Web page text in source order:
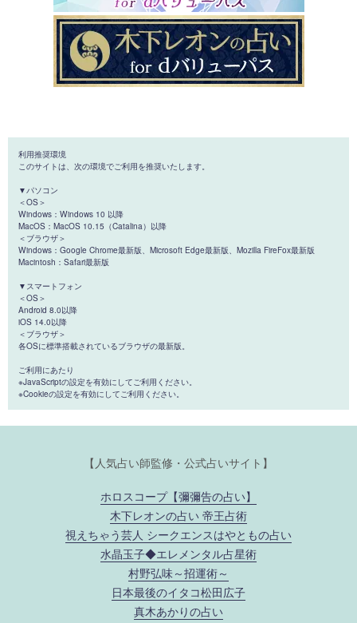
利用推奨環境
このサイトは、次の環境でご利用を推奨いたします。
▼パソコン
＜OS＞
Windows：Windows 10 以降
MacOS：MacOS 10.15（Catalina）以降
＜ブラウザ＞
Windows：Google Chrome最新版、Microsoft Edge最新版、Mozilla FireFox最新版
Macintosh：Safari最新版
▼スマートフォン
＜OS＞
Android 8.0以降
iOS 14.0以降
＜ブラウザ＞
各OSに標準搭載されているブラウザの最新版。
ご利用にあたり
※JavaScriptの設定を有効にしてご利用ください。
※Cookieの設定を有効にしてご利用ください。
【人気占い師監修・公式占いサイト】
ホロスコープ【彌彌告の占い】
木下レオンの占い 帝王占術
視えちゃう芸人 シークエンスはやともの占い
水晶玉子◆エレメンタル占星術
村野弘味～招運術～
日本最後のイタコ松田広子
真木あかりの占い